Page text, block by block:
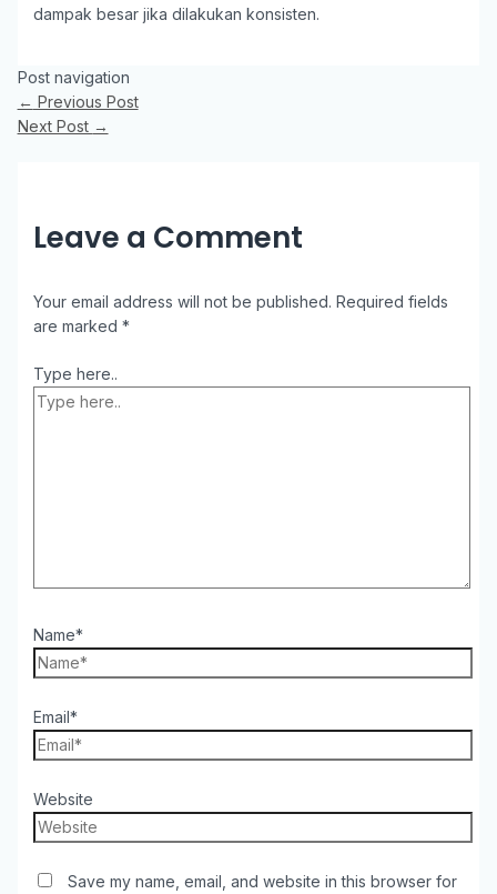
dampak besar jika dilakukan konsisten.
Post navigation
← Previous Post
Next Post →
Leave a Comment
Your email address will not be published. Required fields
are marked *
Type here..
Name*
Email*
Website
Save my name, email, and website in this browser for